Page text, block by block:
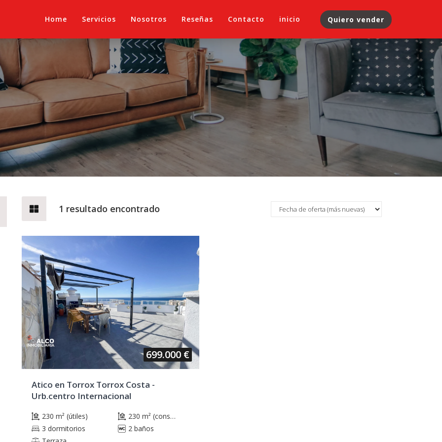
Home Servicios Nosotros Reseñas Contacto inicio Quiero vender
Costa - Urb.centro Internacional · Viviendas
1 resultado encontrado
699.000 €
Atico en Torrox Torrox Costa -
Urb.centro Internacional
230 m² (útiles)
230 m² (construidos)
3 dormitorios
2 baños